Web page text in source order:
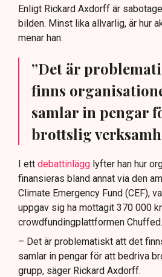
Enligt Rickard Axdorff är
bilden. Minst lika allvarlig, är hur
menar han.
”Det är
finns
samlar in pengar
brottslig
I ett debattinlägg lyfter han hur
finansieras bland annat via den
Climate Emergency Fund (CEF),
uppgav sig ha mottagit 370 000
crowdfundingplattformen Chuffed.
– Det är problematiskt att det
samlar in pengar för att bedriva
grupp, säger Rickard Axdorff.